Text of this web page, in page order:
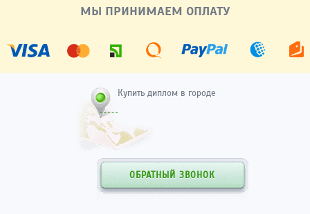
МЫ ПРИНИМАЕМ ОПЛАТУ
Купить диплом в городе
ОБРАТНЫЙ ЗВОНОК